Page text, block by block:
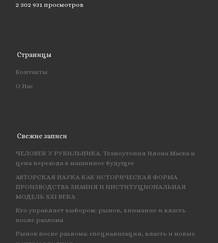
2 302 931 просмотров
Страницы
Контакты
О Нас
Свежие записи
ЧЕЛОВЕК У РУБИЛЬНИКА. Техноутопия Илона Маска и
цена перехода в машинное будущее
АВТОРСКАЯ НАУКА КАК ИСТОРИЧЕСКАЯ ФОРМА
ПРОИЗВОДСТВА ЗНАНИЯ И ИНСТИТУЦИОНАЛЬНАЯ
МОДЕЛЬ XXI ВЕКА
Кто управляет выбором: рынок, внимание и власть
после разлома
Рынок после разлома: специализация, власть и новые